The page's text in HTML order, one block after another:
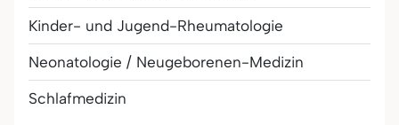
Kinder- und Jugend-Rheumatologie
Neonatologie / Neugeborenen-Medizin
Schlafmedizin